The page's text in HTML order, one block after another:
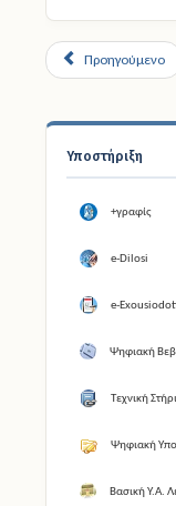
Υποστήριξη
+γραφίς
e-Dilosi
e-
Ψηφιακή
Τεχνική
Ψηφιακή
Βασική Υ.Α.
Προηγούμενο